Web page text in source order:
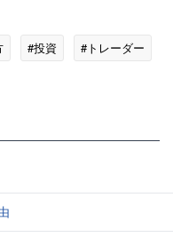
#投資
#トレーダー